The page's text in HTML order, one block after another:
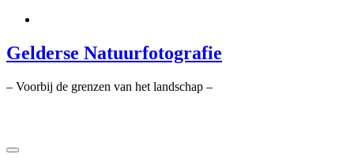
de
inhoud
Gelderse Natuurfotografie
– Voorbij de grenzen van het landschap –